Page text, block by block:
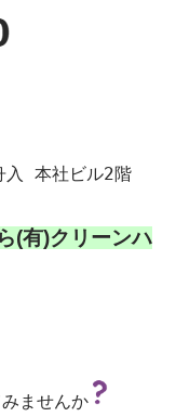
本社ビル2階
(有)クリーンハ
ませんか